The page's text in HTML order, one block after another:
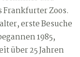
Zoos.
erste Besuche
1985,
über 25 Jahren